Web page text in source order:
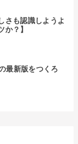
さも認識しようよ
か？】
最新版をつくろ